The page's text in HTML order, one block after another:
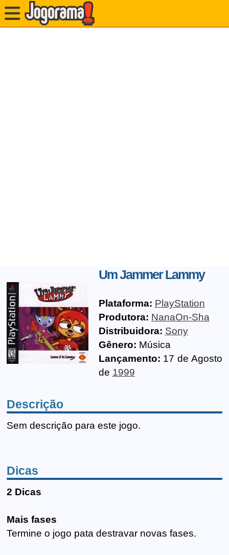
Um Jammer Lammy
Plataforma: PlayStation
Produtora: NanaOn-Sha
Distribuidora: Sony
Gênero: Música
Lançamento: 17 de Agosto
de 1999
Descrição
Sem descrição para este jogo.
Dicas
2 Dicas
Mais fases
Termine o jogo pata destravar novas fases.